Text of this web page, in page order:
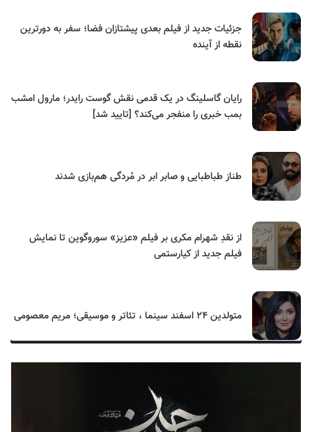
جزئیات جدید از فیلم بعدی پیشتازان فضا؛ سفر به دورترین
نقطه از آینده
رایان گاسلینگ در یک قدمی نقش گوست رایدر؛ مارول امشب
بمب خبری را منفجر می‌کند؟ [تایید شد]
طناز طباطبایی و صابر ابر در مُردگی هم‌بازی شدند
از نقدِ شهرام مکری بر فیلم «عزیز» سوروگوین تا نمایش
فیلم جدید از کیارستمی
متولدین ۲۴ اسفند سینما ، تئاتر و موسیقی؛ مریم معصومی